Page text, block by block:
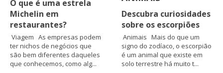
O que é uma estrela
Michelin em
restaurantes?
Viagem As empresas podem
ter nichos de negócios que
são bem diferentes daqueles
que conhecemos, como alg...
Descubra curiosidades
sobre os escorpiões
Animais Mais do que um
signo do zodíaco, o escorpião
é um animal que existe em
solo terrestre há muito t...